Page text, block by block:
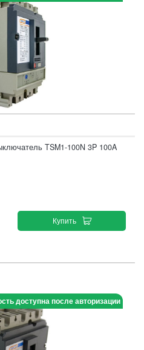
TSM1-100N 3P 100A
Купить
доступна после авторизации